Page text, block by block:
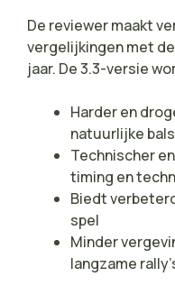
De reviewer maakt
vergelijkingen met
jaar. De 3.3-versie
Harder en
natuurlijke
Technischer
timing en
Biedt
spel
Minder
langzame